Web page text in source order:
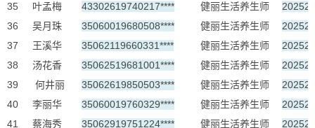
35
叶孟梅 43302619740217**** 健丽生活养生师
36
吴月珠 35060019680508**** 健丽生活养生师
37
王溪华 35062119660331**** 健丽生活养生师
38
汤花香 35062519681001**** 健丽生活养生师
39
何井丽 35062619850503**** 健丽生活养生师
40
李丽华 35060019760329**** 健丽生活养生师
41
蔡海秀 35062919751224**** 健丽生活养生师